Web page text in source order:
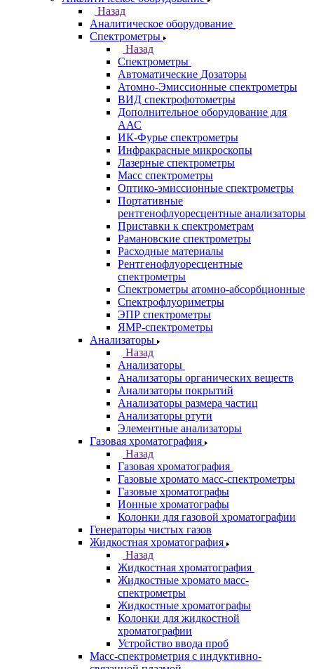
Казань
Назад
Города
Казань
Санкт-Петербург
Аналитическое оборудование
Назад
Аналитическое оборудование
Спектрометры
Назад
Спектрометры
Автоматические Дозаторы
Атомно-Эмиссионные спектрометры
ВИД спектрофотометры
Дополнительное оборудование для
ААС
ИК-Фурье спектрометры
Инфракрасные микроскопы
Лазерные спектрометры
Масс спектрометры
Оптико-эмиссионные спектрометры
Портативные
рентгенофлуоресцентные анализаторы
Приставки к спектрометрам
Рамановские спектрометры
Расходные материалы
Рентгенофлуоресцентные
спектрометры
Спектрометры атомно-абсорбционные
Спектрофлуориметры
ЭПР спектрометры
ЯМР-спектрометры
Анализаторы
Назад
Анализаторы
Анализаторы органических веществ
Анализаторы покрытий
Анализаторы размера частиц
Анализаторы ртути
Элементные анализаторы
Газовая хроматография
Назад
Газовая хроматография
Газовые хромато масс-спектрометры
Газовые хроматографы
Ионные хроматографы